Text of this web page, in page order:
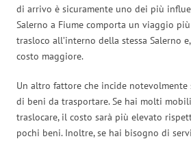
di arrivo è sicuramente uno dei più
Salerno a Fiume comporta un viaggio
trasloco all’interno della stessa Salerno
costo maggiore.
Un altro fattore che incide
di beni da trasportare. Se hai molti
traslocare, il costo sarà più elevato
pochi beni. Inoltre, se hai bisogno di